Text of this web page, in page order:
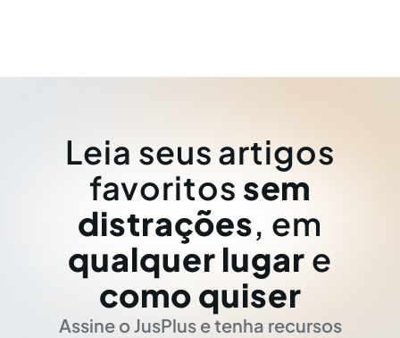
Leia seus artigos
favoritos sem
distrações, em
qualquer lugar e
como quiser
Assine o JusPlus e tenha recursos